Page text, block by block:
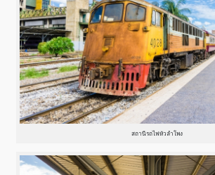
สถานีรถไฟหัวลำโพง